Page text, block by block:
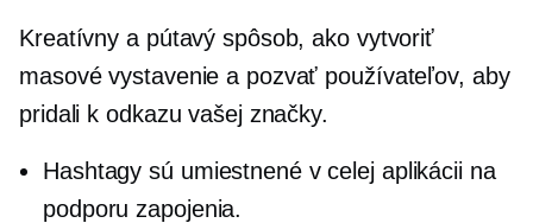
Kreatívny a pútavý spôsob, ako vytvoriť
masové vystavenie a pozvať používateľov, aby
pridali k odkazu vašej značky.
Hashtagy sú umiestnené v celej aplikácii na
podporu zapojenia.